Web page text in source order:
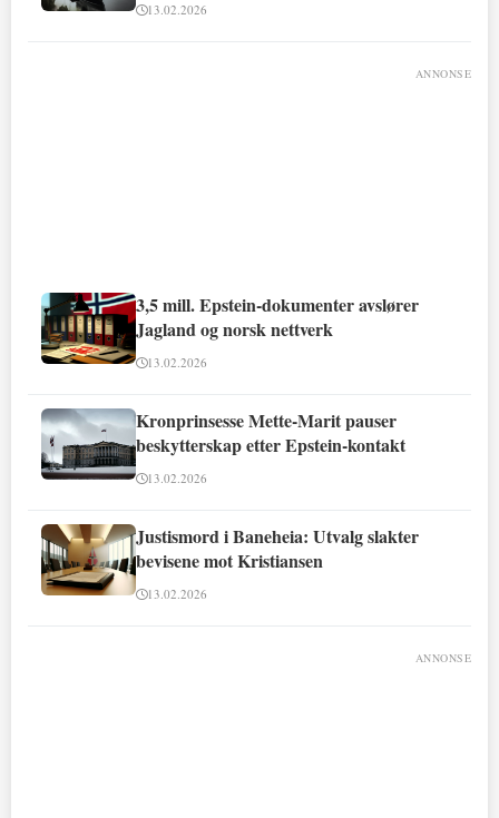
13.02.2026
ANNONSE
3,5 mill. Epstein-dokumenter avslører
Jagland og norsk nettverk
13.02.2026
Kronprinsesse Mette-Marit pauser
beskytterskap etter Epstein-kontakt
13.02.2026
Justismord i Baneheia: Utvalg slakter
bevisene mot Kristiansen
13.02.2026
ANNONSE